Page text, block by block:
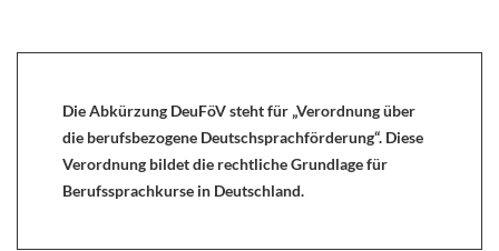
Die Abkürzung DeuFöV steht für „Verordnung über
die berufsbezogene Deutschsprachförderung“. Diese
Verordnung bildet die rechtliche Grundlage für
Berufssprachkurse in Deutschland.